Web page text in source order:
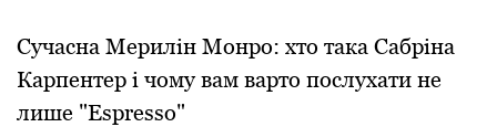
Сучасна Мерилін Монро: хто така Сабріна
Карпентер і чому вам варто послухати не
лише "Espresso"